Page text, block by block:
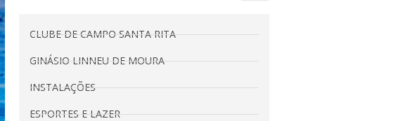
CLUBE DE CAMPO SANTA RITA
GINÁSIO LINNEU DE MOURA
INSTALAÇÕES
ESPORTES E LAZER